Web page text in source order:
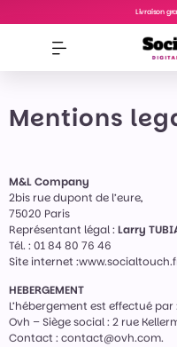
Livraison
Mentions
M&L Company
2bis rue dupont de l’eure,
75020 Paris
Représentant légal : Larry
Tél. : 01 84 80 76 46
Site internet
HEBERGEMENT
L’hébergement est effectué par :
Ovh – Siège social : 2 rue
Contact : contact@ovh.com.